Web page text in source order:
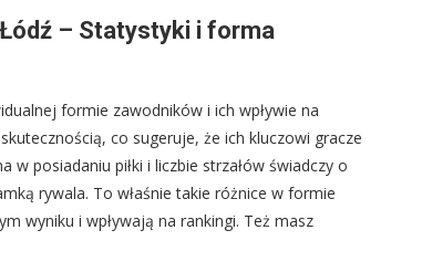
– Statystyki i forma
formie zawodników i ich wpływie na
co sugeruje, że ich kluczowi gracze
posiadaniu piłki i liczbie strzałów świadczy o
rywala. To właśnie takie różnice w formie
wyniku i wpływają na rankingi. Też masz